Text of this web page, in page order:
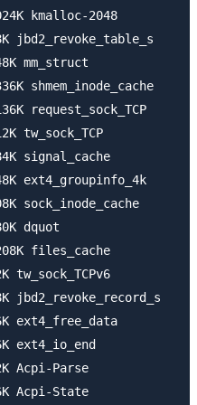
kmalloc-2048
jbd2_revoke_table_s
mm_struct
shmem_inode_cache
request_sock_TCP
tw_sock_TCP
signal_cache
ext4_groupinfo_4k
sock_inode_cache
dquot
files_cache
tw_sock_TCPv6
jbd2_revoke_record_s
ext4_free_data
ext4_io_end
Acpi-Parse
Acpi-State